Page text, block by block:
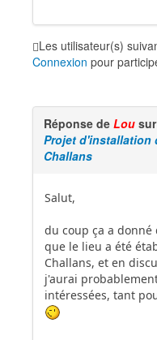
Les utilisateur(s)
Connexion pour
Réponse de Lou
Projet d'installation
Challans
Salut,
du coup ça a donné
que le lieu a été
Challans, et en
j'aurai
intéressées, tant